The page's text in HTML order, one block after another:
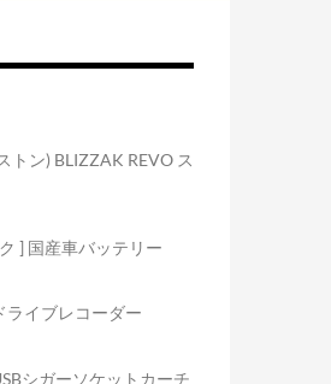
トン) BLIZZAK REVO ス
] 国産車バッテリー
ライブレコーダー
シガーソケットカーチ